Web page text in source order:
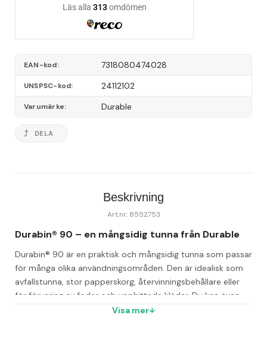
EAN-kod 7318080474028
UNSPSC-kod 24112102
Varumärke Durable
DELA
Beskrivning
Art.nr: 8552753
Durabin® 90 – en mångsidig tunna från Durable
Durabin® 90 är en praktisk och mångsidig tunna som passar
för många olika användningsområden. Den är idealisk som
avfallstunna, stor papperskorg, återvinningsbehållare eller
för förvaring av foder och upphittade kläder. Du kan även
använda den som uppsamlingskärl för vatten eller som
Visa mer